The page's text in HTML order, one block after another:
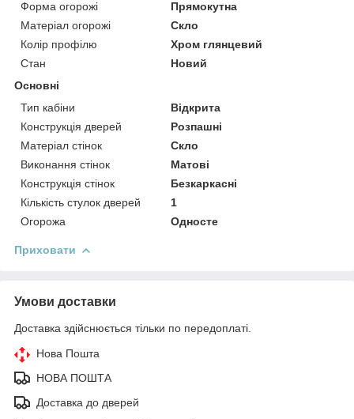
Форма огорожі
Прямокутна
Матеріал огорожі
Скло
Колір профілю
Хром глянцевий
Стан
Новий
Основні
Тип кабіни
Відкрита
Конструкція дверей
Розпашні
Матеріал стінок
Скло
Виконання стінок
Матові
Конструкція стінок
Безкаркасні
Кількість стулок дверей
1
Огорожа
Односте
Приховати
Умови доставки
Доставка здійснюється тільки по передоплаті.
Нова Пошта
НОВА ПОШТА
Доставка до дверей